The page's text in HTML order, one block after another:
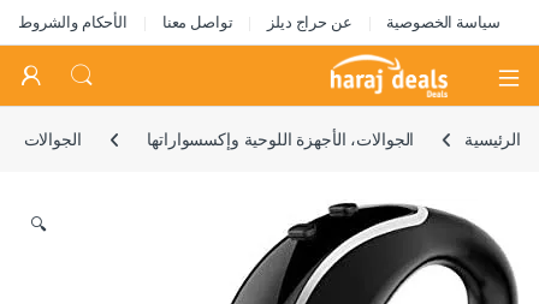
سياسة الخصوصية عن حراج ديلز تواصل معنا الأحكام والشروط
Open
الرئيسية الجوالات، الأجهزة اللوحية وإكسسواراتها الجوالات
🔍